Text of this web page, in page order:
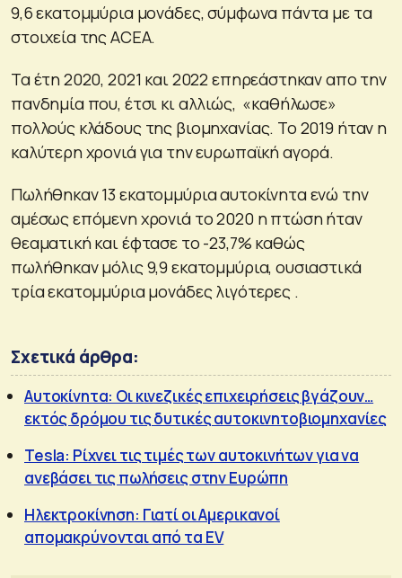
9,6 εκατομμύρια μονάδες, σύμφωνα πάντα με τα
στοιχεία της ACEA.
Τα έτη 2020, 2021 και 2022 επηρεάστηκαν απο την
πανδημία που, έτσι κι αλλιώς, «καθήλωσε»
πολλούς κλάδους της βιομηχανίας. Το 2019 ήταν η
καλύτερη χρονιά για την ευρωπαϊκή αγορά.
Πωλήθηκαν 13 εκατομμύρια αυτοκίνητα ενώ την
αμέσως επόμενη χρονιά το 2020 η πτώση ήταν
θεαματική και έφτασε το -23,7% καθώς
πωλήθηκαν μόλις 9,9 εκατομμύρια, ουσιαστικά
τρία εκατομμύρια μονάδες λιγότερες .
Σχετικά άρθρα:
Αυτοκίνητα: Οι κινεζικές επιχειρήσεις βγάζουν…
εκτός δρόμου τις δυτικές αυτοκινητοβιομηχανίες
Tesla: Ρίχνει τις τιμές των αυτοκινήτων για να
ανεβάσει τις πωλήσεις στην Ευρώπη
Ηλεκτροκίνηση: Γιατί οι Αμερικανοί
απομακρύνονται από τα EV